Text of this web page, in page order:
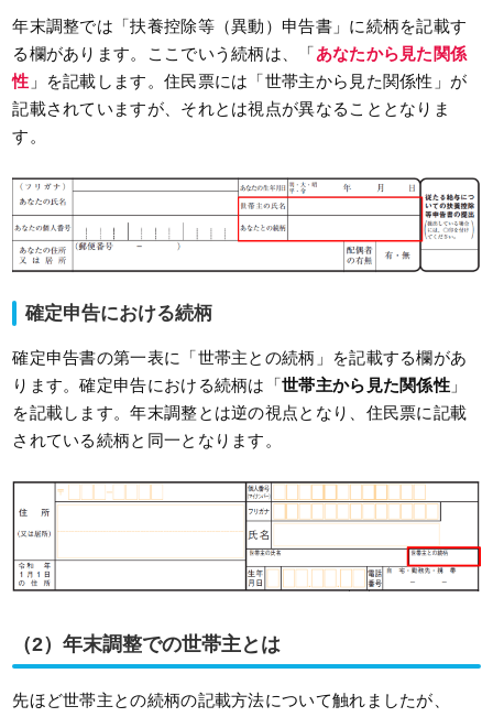
年末調整では「扶養控除等（異動）申告書」に続柄を記載す
る欄があります。ここでいう続柄は、「あなたから見た関係
性 」を記載します。住民票には「世帯主から見た関係性」が
記載されていますが、それとは視点が異なることとなりま
す。
確定申告における続柄
確定申告書の第一表に「世帯主との続柄」を記載する欄があ
ります。確定申告における続柄は「世帯主から見た関係性 」
を記載します。年末調整とは逆の視点となり、住民票に記載
されている続柄と同一となります。
（2）年末調整での世帯主とは
先ほど世帯主との続柄の記載方法について触れましたが、